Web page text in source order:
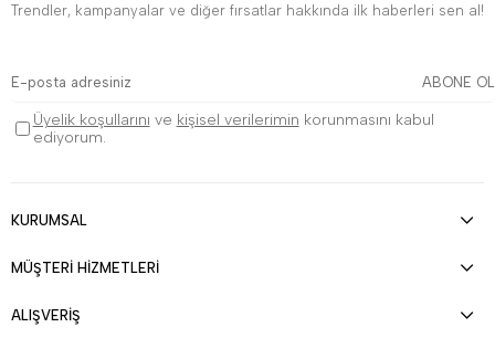
Trendler, kampanyalar ve diğer fırsatlar hakkında ilk haberleri sen al!
ABONE OL
Üyelik koşullarını ve kişisel verilerimin korunmasını kabul
ediyorum.
KURUMSAL
MÜŞTERİ HİZMETLERİ
ALIŞVERİŞ